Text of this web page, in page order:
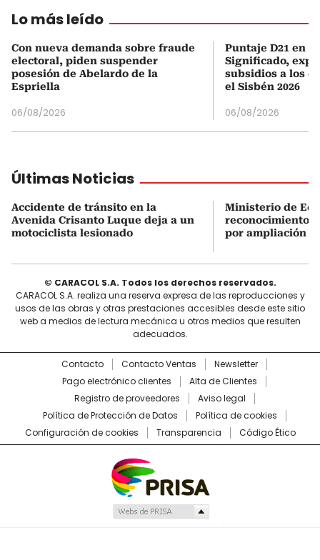
Lo más leído
Con nueva demanda sobre fraude
electoral, piden suspender
posesión de Abelardo de la
Espriella
06/08/2026
Puntaje D21 en
Significado,
subsidios a los
el Sisbén 2026
06/08/2026
Últimas Noticias
Accidente de tránsito en la
Avenida Crisanto Luque deja a un
motociclista lesionado
Ministerio de
reconocimiento
por ampliación
© CARACOL S.A. Todos los derechos reservados.
CARACOL S.A. realiza una reserva expresa de las reproducciones y
usos de las obras y otras prestaciones accesibles desde este sitio
web a medios de lectura mecánica u otros medios que resulten
adecuados.
Contacto Contacto Ventas
Newsletter
Pago electrónico clientes
Alta de Clientes
Registro de proveedores
Aviso legal
Política de Protección de Datos
Política de cookies
Configuración de cookies
Transparencia Código Ético